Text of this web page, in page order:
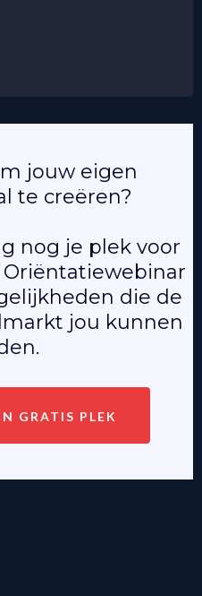
jouw eigen
te creëren?
nog je plek voor
Oriëntatiewebinar
die de
jou kunnen
GRATIS PLEK